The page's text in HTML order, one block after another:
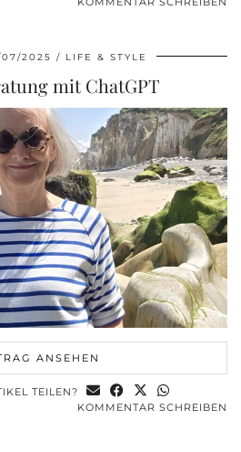
2025 LIFE & STYLE
mit ChatGPT
ANSEHEN
TEILEN?
KOMMENTAR SCHREIBEN